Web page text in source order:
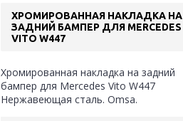
ХРОМИРОВАННАЯ НАКЛАДКА НА
ЗАДНИЙ БАМПЕР ДЛЯ MERCEDES
VITO W447
Хромированная накладка на задний
бампер для Mercedes Vito W447
Нержавеющая сталь. Omsa.